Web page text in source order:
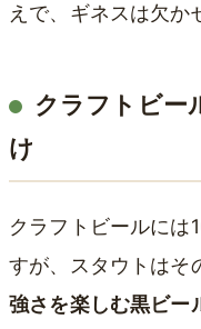
えで、ギネスは欠か
クラフトビー
け
クラフトビールには
すが、スタウトはそ
強さを楽しむ黒ビー